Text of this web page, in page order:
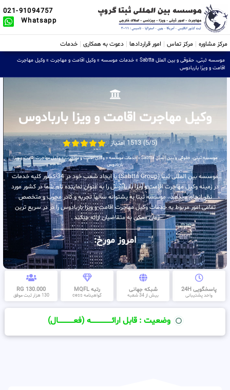
021-91094757
Whatsapp
مرکز مشاوره مرکز تماس امور قراردادها دعوت به همکاری خدمات
موسسه ثبتی، حقوقی و بین الملل Sabtta » خدمات موسسه » وکیل اقامت و مهاجرت » وکیل مهاجرت
اقامت و ویزا باربادوس
وکیل مهاجرت اقامت و ویزا باربادوس
(5/5) 1513 امتیاز
موسسه ثبتی، حقوقی و بین الملل Sabtta »خدمات موسسه»وکیل اقامت و مهاجرت»وکیل مهاجرت اقامت و ویزا
باربادوس
موسسه بین المللی ثبتا (Sabtta Group) با ایجاد شعب خود در 34 کشور کلیه خدمات
در زمینه وکیل مهاجرت اقامت و ویزا باربادوس را به عنوان نماینده تام شما در کشور مورد
نظر انجام میدهد . موسسه ثبتا به پشتوانه سالها تجربه و کادر مجرب و متخصص
تمامی امور مربوط به خدمات وکیل مهاجرت اقامت و ویزا باربادوس را در در سریع ترین
زمان ممکن به متقاضیان ارائه میکند .
امروز مورخ:
پاسخگویی 24H
واحد پشتیبانی
شبکه جهانی
بیش از 34 شعبه
رتبه MQFL
گواهینامه cess
130.000 RG
130 هزار ثبت موفق
وضعیت : قابل ارائــــــــــــــــــــه (فعـــــــــــــــال)